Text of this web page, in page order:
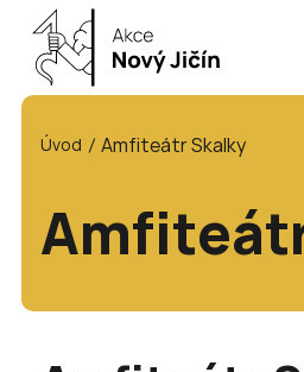
Úvod Amfiteátr Skalky